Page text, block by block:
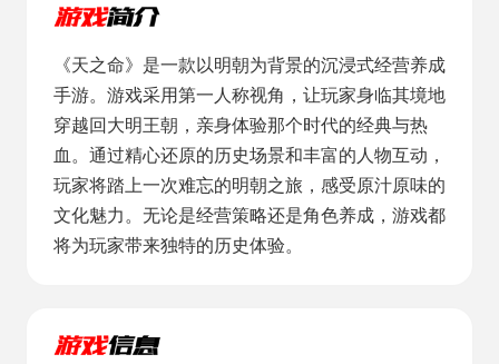
《天之命》是一款以明朝为背景的沉浸式经营养成
手游。游戏采用第一人称视角，让玩家身临其境地
穿越回大明王朝，亲身体验那个时代的经典与热
血‌。通过精心还原的历史场景和丰富的人物互动，
玩家将踏上一次难忘的明朝之旅，感受原汁原味的
文化魅力‌。无论是经营策略还是角色养成，游戏都
将为玩家带来独特的历史体验‌。